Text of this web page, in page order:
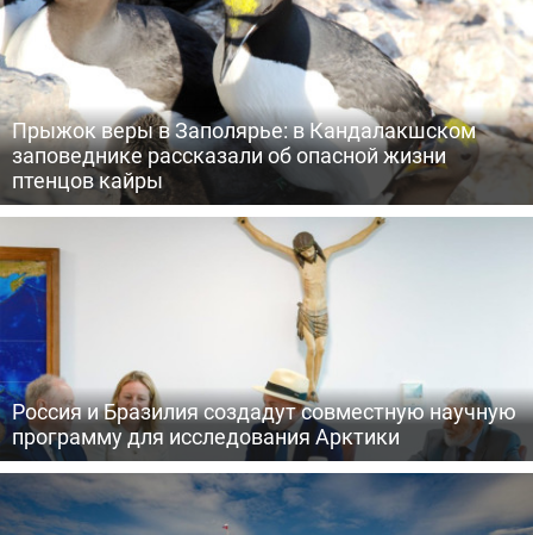
Прыжок веры в Заполярье: в Кандалакшском
заповеднике рассказали об опасной жизни
птенцов кайры
Россия и Бразилия создадут совместную научную
программу для исследования Арктики